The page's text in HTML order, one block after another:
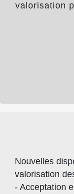
valorisation
Nouvelles
valorisation
- Acceptation